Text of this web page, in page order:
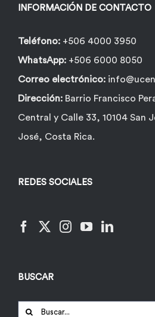
de
producto
INFORMACIÓN DE CONTACTO
Teléfono: +506 4000 3950
WhatsApp: +506 6000 8050
Correo electrónico:
Dirección: Barrio Francisco
Central y Calle 33, 10104 San
José, Costa Rica.
REDES SOCIALES
BUSCAR
Buscar: